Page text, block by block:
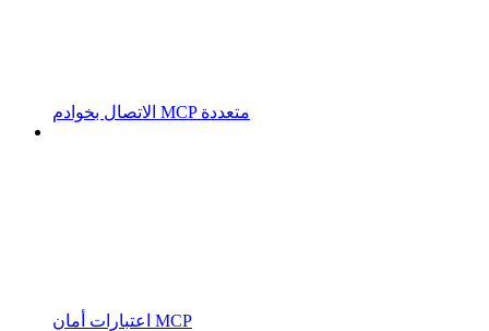
الاتصال بخوادم MCP متعددة
اعتبارات أمان MCP